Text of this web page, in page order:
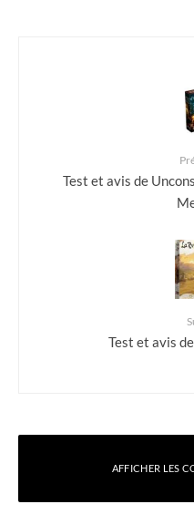
Test et avis de
Test et avis
AFFICHER LES